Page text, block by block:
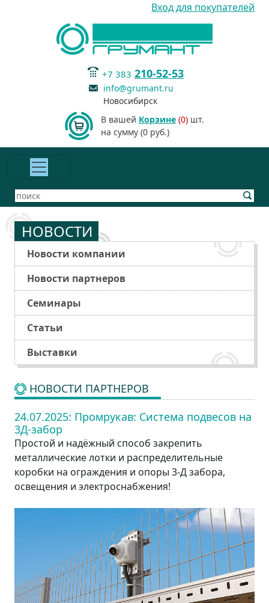
Вход для покупателей
+7 383 210-52-53
info@grumant.ru
Новосибирск
В вашей Корзине (0) шт.
на сумму (0 руб.)
НОВОСТИ
Новости компании
Новости партнеров
Семинары
Статьи
Выставки
НОВОСТИ ПАРТНЕРОВ
24.07.2025: Промрукав: Система подвесов на
3Д-забор
Простой и надёжный способ закрепить
металлические лотки и распределительные
коробки на ограждения и опоры 3-Д забора,
освещения и электроснабжения!